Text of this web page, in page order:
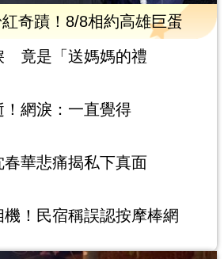
奇蹟！8/8相約高雄巨蛋
竟是「送媽媽的禮
網淚：一直覺得
華悲痛揭私下真面
！民宿稱誤認按摩棒網